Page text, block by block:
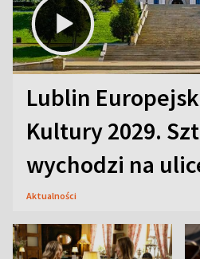
Lublin
Kultury 2029.
wychodzi na
Aktualności